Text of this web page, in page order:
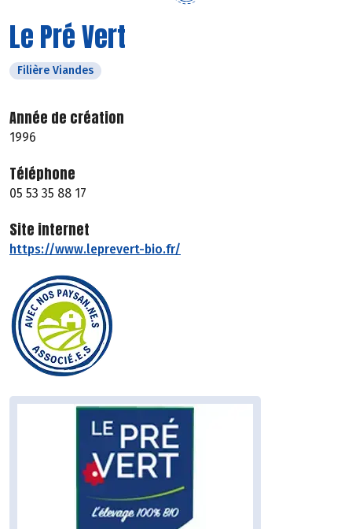
Le Pré Vert
Filière Viandes
Année de création
1996
Téléphone
05 53 35 88 17
Site internet
https://www.leprevert-bio.fr/